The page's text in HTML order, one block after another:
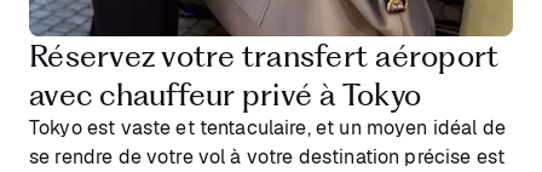
Réservez votre transfert aéroport
avec chauffeur privé à Tokyo
Tokyo est vaste et tentaculaire, et un moyen idéal de
se rendre de votre vol à votre destination précise est